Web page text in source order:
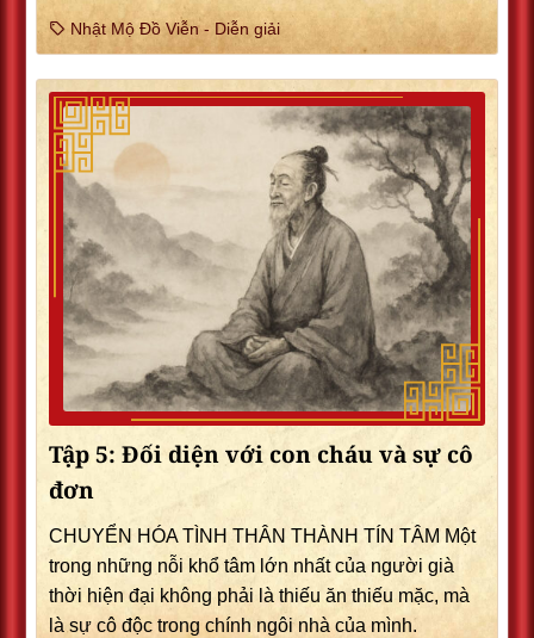
Nhật Mộ Đồ Viễn - Diễn giải
Tập 5: Đối diện với con cháu và sự cô
đơn
CHUYỂN HÓA TÌNH THÂN THÀNH TÍN TÂM Một
trong những nỗi khổ tâm lớn nhất của người già
thời hiện đại không phải là thiếu ăn thiếu mặc, mà
là sự cô độc trong chính ngôi nhà của mình.